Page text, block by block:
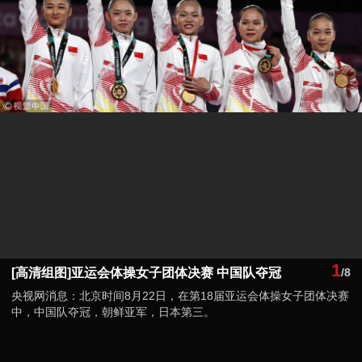
[高清组图]亚运会体操女子团体决赛 中国队夺冠 1/8
央视网消息：北京时间8月22日，在第18届亚运会体操女子团体决赛
中，中国队夺冠，朝鲜亚军，日本第三。